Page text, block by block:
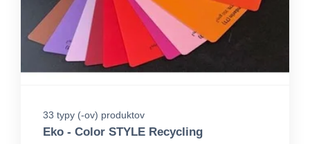
33 typy (-ov) produktov
Eko - Color STYLE Recycling